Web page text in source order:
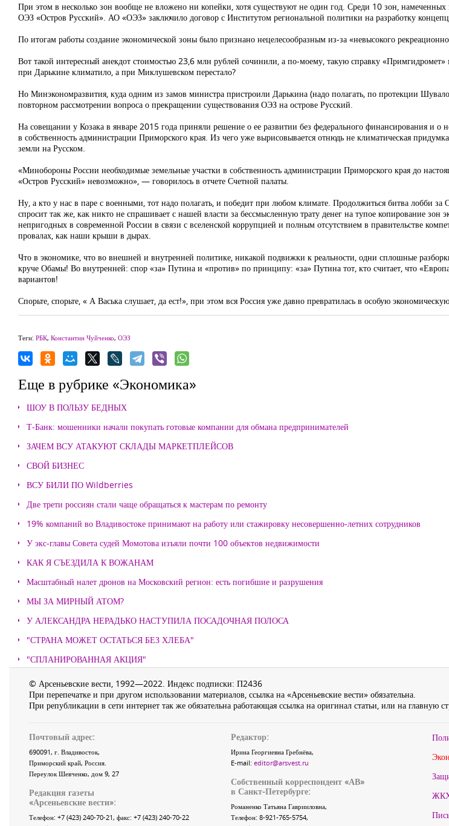
При этом в несколько зон вообще не вложено ни копейки, хотя существуют не один год. Среди 10 зон,
ОЭЗ «Остров Русский». АО «ОЭЗ» заключило договор с Институтом региональной политики на разработку
По итогам работы создание экономической зоны было признано нецелесообразным из-за «невысокого
Вот такой интересный анекдот стоимостью 23,6 млн рублей сочинили, а по-моему, такую справку
при Дарькине климатило, а при Миклушевском перестало?
Но Минэкономразвития, куда одним из замов министра пристроили Дарькина (надо полагать, по протекции
повторном рассмотрении вопроса о прекращении существования ОЭЗ на острове Русский.
На совещании у Козака в январе 2015 года приняли решение о ее развитии без федерального финансирования и о
в собственность администрации Приморского края. Из чего уже вырисовывается отнюдь не климатическая
земли на Русском.
«Минобороны России необходимые земельные участки в собственность администрации Приморского края до
«Остров Русский» невозможно», — говорилось в отчете Счетной палаты.
Ну, а кто у нас в паре с военными, тот надо полагать, и победит при любом климате. Продолжиться битва лобби
спросит так же, как никто не спрашивает с нашей власти за бессмысленную трату денег на тупое копирование зон
непригодных в современной России в связи с вселенской коррупцией и полным отсутствием в правительстве
провалах, как наши крыши в дырах.
Что в экономике, что во внешней и внутренней политике, никакой подвижки к реальности, одни сплошные
круче Обамы! Во внутренней: спор «за» Путина и «против» по принципу: «за» Путина тот, кто считает, что
вариантов!
Спорьте, спорьте, « А Васька слушает, да ест!», при этом вся Россия уже давно превратилась в особую
Теги: РБК, Константин Чуйченко, ОЭЗ
Еще в рубрике «Экономика»
ШОУ В ПОЛЬЗУ БЕДНЫХ
Т-Банк: мошенники начали покупать готовые компании для обмана предпринимателей
ЗАЧЕМ ВСУ АТАКУЮТ СКЛАДЫ МАРКЕТПЛЕЙСОВ
СВОЙ БИЗНЕС
ВСУ БИЛИ ПО Wildberries
Две трети россиян стали чаще обращаться к мастерам по ремонту
19% компаний во Владивостоке принимают на работу или стажировку несовершенно-летних сотрудников
У экс-главы Совета судей Момотова изъяли почти 100 объектов недвижимости
КАК Я СЪЕЗДИЛА К ВОЖАНАМ
Масштабный налет дронов на Московский регион: есть погибшие и разрушения
МЫ ЗА МИРНЫЙ АТОМ?
У АЛЕКСАНДРА НЕРАДЬКО НАСТУПИЛА ПОСАДОЧНАЯ ПОЛОСА
"СТРАНА МОЖЕТ ОСТАТЬСЯ БЕЗ ХЛЕБА"
"СПЛАНИРОВАННАЯ АКЦИЯ"
© Арсеньевские вести, 1992—2022. Индекс подписки: П2436
При перепечатке и при другом использовании материалов, ссылка на «Арсеньевские вести» обязательна.
При републикации в сети интернет так же обязательна работающая ссылка на оригинал статьи, или на главную
Почтовый адрес:
690091, г. Владивосток,
Приморский край, Россия.
Переулок Шевченко, дом 9, 27
Редакция газеты
«Арсеньевские вести»:
Телефон: +7 (423) 240-70-21, факс: +7 (423) 240-70-22
Редактор:
Ирина Георгиевна Гребнёва,
E-mail: editor@arsvest.ru
Собственный корреспондент «АВ»
в Санкт-Петербурге:
Романенко Татьяна Гаврииловна,
Телефон: 8-921-765-5754,